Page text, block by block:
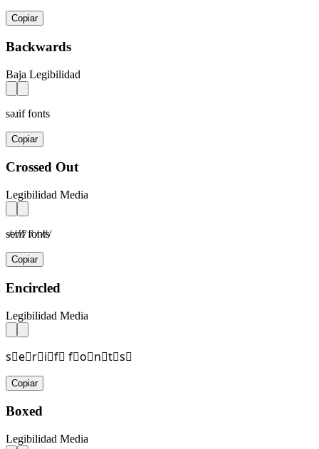
Copiar
Backwards
Baja Legibilidad
sǝɹif fonts
Copiar
Crossed Out
Legibilidad Media
s̸e̸r̸i̸f̸ f̸o̸n̸t̸s̸
Copiar
Encircled
Legibilidad Media
s⃝e⃝r⃝i⃝f⃝ f⃝o⃝n⃝t⃝s⃝
Copiar
Boxed
Legibilidad Media